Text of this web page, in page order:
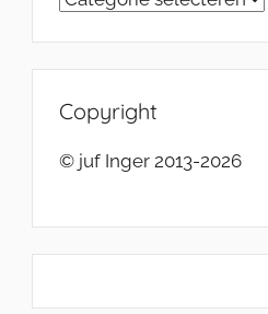
Copyright
© juf Inger 2013-2026